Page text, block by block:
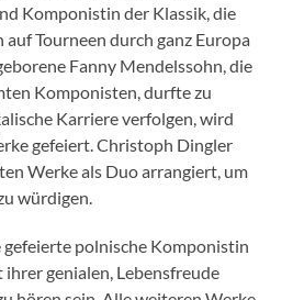
Komponistin der Klassik, die
auf Tourneen durch ganz Europa
Fanny Mendelssohn, die
Komponisten, durfte zu
Karriere verfolgen, wird
gefeiert. Christoph Dingler
Werke als Duo arrangiert, um
würdigen.
gefeierte polnische Komponistin
genialen, Lebensfreude